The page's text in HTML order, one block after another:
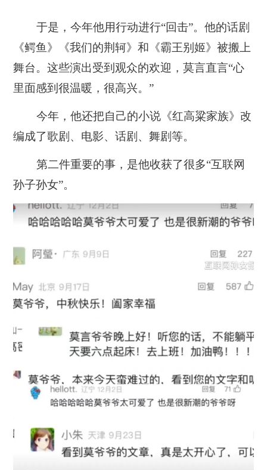
于是，今年他用行动进行“回击”。他的话剧
《鳄鱼》《我们的荆轲》和《霸王别姬》被搬上
舞台。这些演出受到观众的欢迎，莫言直言“心
里面感到很温暖，很高兴。”
今年，他还把自己的小说《红高粱家族》改
编成了歌剧、电影、话剧、舞剧等。
第二件重要的事， 是他收获了很多“互联网
孙子孙女”。